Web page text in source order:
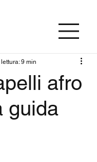
afro
guida
9 min